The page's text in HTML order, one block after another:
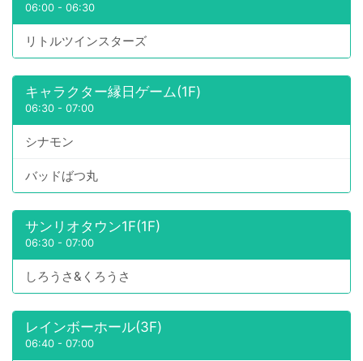
06:00 - 06:30
リトルツインスターズ
キャラクター縁日ゲーム(1F)
06:30 - 07:00
シナモン
バッドばつ丸
サンリオタウン1F(1F)
06:30 - 07:00
しろうさ&くろうさ
レインボーホール(3F)
06:40 - 07:00